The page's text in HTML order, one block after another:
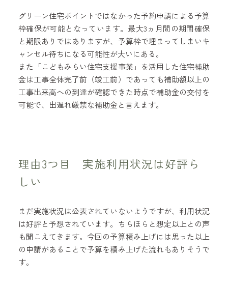
グリーン住宅ポイントではなかった予約申請による予算
枠確保が可能となっています。最大3ヵ月間の期間確保
と期限ありではありますが、予算枠で埋まってしまいキ
ャンセル待ちになる可能性が大いにある。
また「こどもみらい住宅支援事業」を活用した住宅補助
金は工事全体完了前（竣工前）であっても補助額以上の
工事出来高への到達が確認できた時点で補助金の交付を
可能で、出遅れ厳禁な補助金と言えます。
理由3つ目 実施利用状況は好評ら
しい
まだ実施状況は公表されていないようですが、利用状況
は好評と予想されています。ちらほらと想定以上との声
も聞こえてきます。今回の予算積み上げには思った以上
の申請があることで予算を積み上げた流れもありそうで
す。